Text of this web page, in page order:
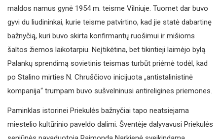
maldos namus gynė 1954 m. teisme Vilniuje. Tuomet dar buvo
gyvi du liudininkai, kurie teisme patvirtino, kad jie statė dabartinę
bažnyčią, kuri buvo skirta konfirmantų ruošimui ir mišioms
šaltos žiemos laikotarpiu. Neįtikėtina, bet tikintieji laimėjo bylą.
Palankų sprendimą sovietinis teismas turbūt priėmė todėl, kad
po Stalino mirties N. Chruščiovo inicijuota „antistalinistinė
kompanija“ trumpam buvo sušvelninusi antireligines priemones.
Paminklas istorinei Priekulės bažnyčiai tapo neatsiejama
miestelio kultūrinio paveldo dalimi. Šventėje dalyvavusi Priekulės